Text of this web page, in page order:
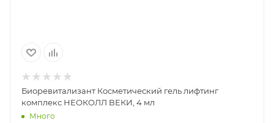
Биоревитализант Косметический гель лифтинг
комплекс НЕОКОЛЛ ВЕКИ, 4 мл
Много